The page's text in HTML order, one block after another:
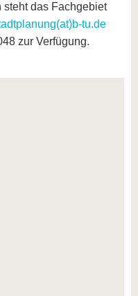
steht das Fachgebiet
tu.de
zur Verfügung.